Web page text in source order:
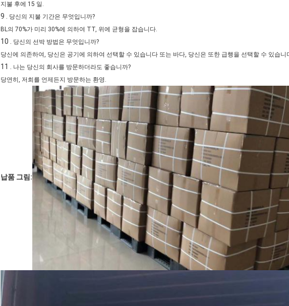
지불 후에 15 일.
9 . 당신의 지불 기간은 무엇입니까?
BL의 70%가 미리 30%에 의하여 TT, 위에 균형을 잡습니다.
10 . 당신의 선박 방법은 무엇입니까?
당신에 의존하여, 당신은 공기에 의하여 선택할 수 있습니다 또는 바다, 당신은 또한 급행을 선택할 수 있습니
11 . 나는 당신의 회사를 방문하더라도 좋습니까?
당연히, 저희를 언제든지 방문하는 환영.
납품 그림: